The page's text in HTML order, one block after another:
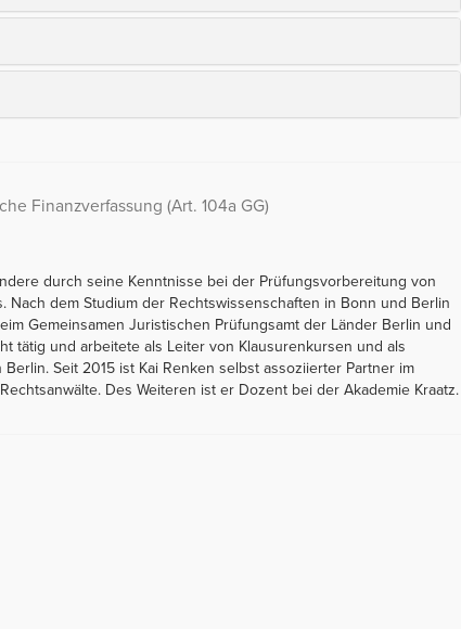
Finanzverfassung (Art. 104a GG)
durch seine Kenntnisse bei der Prüfungsvorbereitung von
Nach dem Studium der Rechtswissenschaften in Bonn und Berlin
Gemeinsamen Juristischen Prüfungsamt der Länder Berlin und
tätig und arbeitete als Leiter von Klausurenkursen und als
Seit 2015 ist Kai Renken selbst assoziierter Partner im
Des Weiteren ist er Dozent bei der Akademie Kraatz.